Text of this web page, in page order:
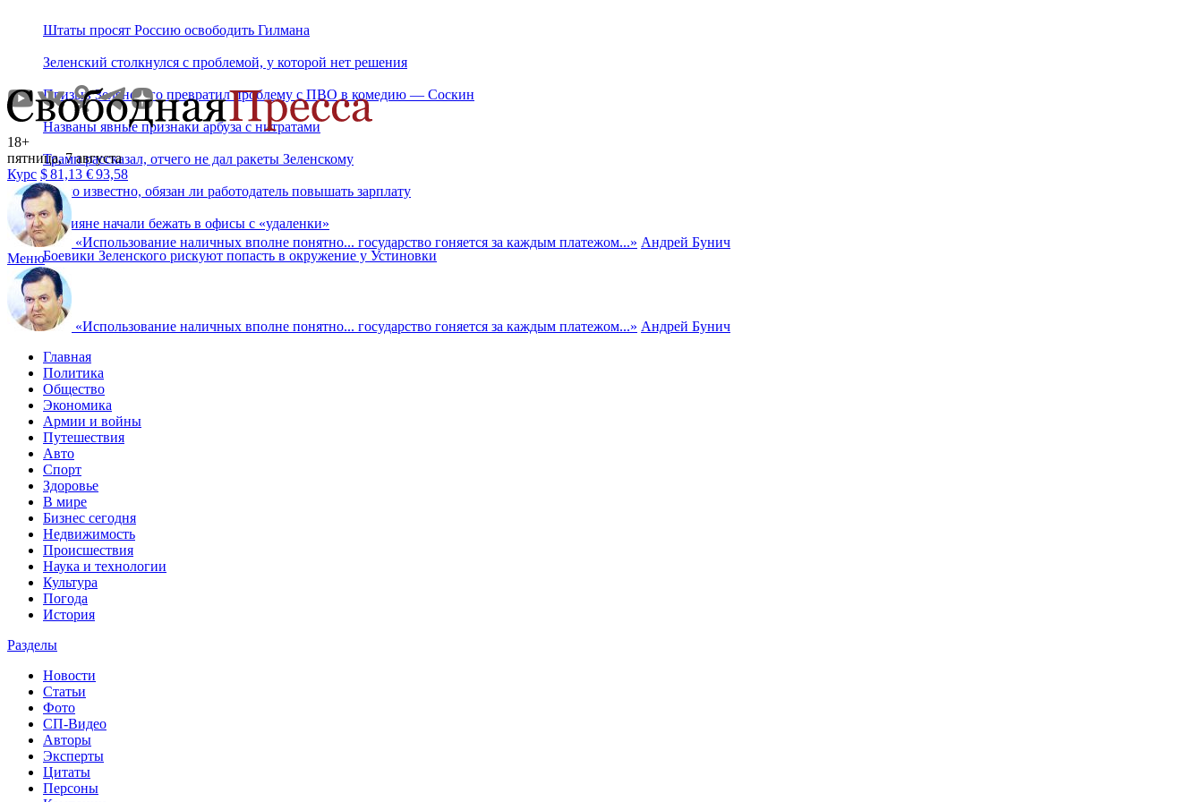
Штаты просят Россию освободить Гилмана
Зеленский столкнулся с проблемой, у которой нет решения
Призыв Зеленского превратил проблему с ПВО в комедию — Соскин
Названы явные признаки арбуза с нитратами
Трамп рассказал, отчего не дал ракеты Зеленскому
Стало известно, обязан ли работодатель повышать зарплату
Россияне начали бежать в офисы с «удаленки»
Боевики Зеленского рискуют попасть в окружение у Устиновки
18+
пятница, 7 августа
Курс $81,13 €93,58
«Использование наличных вполне понятно... государство гоняется за каждым платежом...» Андрей Бунич
Меню
«Использование наличных вполне понятно... государство гоняется за каждым платежом...» Андрей Бунич
Главная
Политика
Общество
Экономика
Армии и войны
Путешествия
Авто
Спорт
Здоровье
В мире
Бизнес сегодня
Недвижимость
Происшествия
Наука и технологии
Культура
Погода
История
Разделы
Новости
Статьи
Фото
СП-Видео
Авторы
Эксперты
Цитаты
Персоны